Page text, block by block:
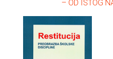
– OD ISTOG